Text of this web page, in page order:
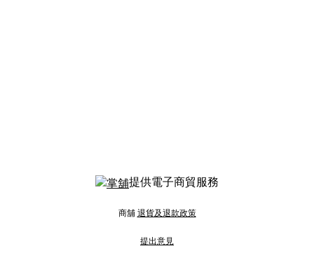
提供電子商貿服務
商舖 退貨及退款政策
提出意見